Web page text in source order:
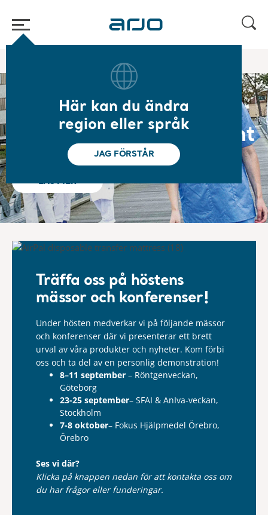
Här kan du ändra
region eller språk
JAG FÖRSTÅR
Vårt mål är
Empowering Movement
LÄS MER
Träffa oss på höstens
mässor och konferenser!
Under hösten medverkar vi på följande mässor
och konferenser där vi presenterar ett brett
urval av våra produkter och nyheter. Kom förbi
oss och ta del av en personlig demonstration!
8–11 september – Röntgenveckan,
Göteborg
23-25 september– SFAI & AnIva-veckan,
Stockholm
7-8 oktober– Fokus Hjälpmedel Örebro,
Örebro
Ses vi där?
Klicka på knappen nedan för att kontakta oss om
du har frågor eller funderingar.